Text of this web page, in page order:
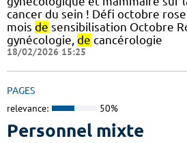
cancer du sein ! Défi octobre
mois de sensibilisation Octobre
gynécologie, de cancérologie
18/02/2026 15:25
PAGES
relevance: 50%
Personnel mixte